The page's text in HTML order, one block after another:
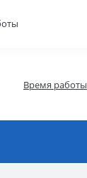
Время работы